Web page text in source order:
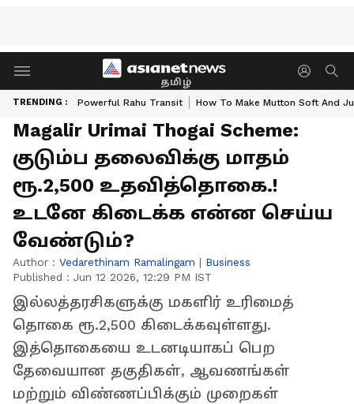
தமிழ்
TRENDING : Powerful Rahu Transit How To Make Mutton Soft And
Magalir Urimai Thogai Scheme:
குடும்ப தலைவிக்கு மாதம்
ரூ.2,500 உதவித்தொகை.!
உடனே கிடைக்க என்ன செய்ய
வேண்டும்?
Author : Vedarethinam Ramalingam | Business
Published : Jun 12 2026, 12:29 PM IST
இல்லத்தரசிகளுக்கு மகளிர் உரிமைத்
தொகை ரூ.2,500 கிடைக்கவுள்ளது.
இத்தொகையை உடனடியாகப் பெற
தேவையான தகுதிகள், ஆவணங்கள்
மற்றும் விண்ணப்பிக்கும் முறைகள்